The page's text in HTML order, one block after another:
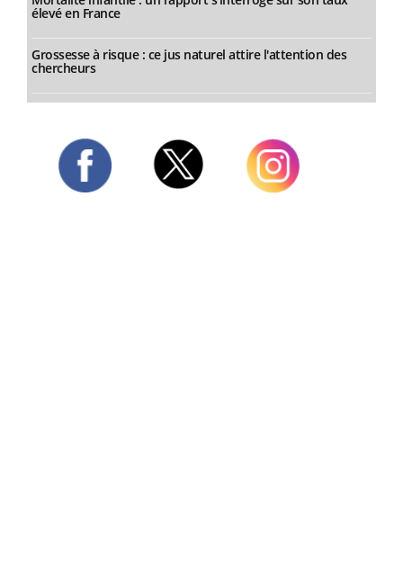
élevé en France
Grossesse à risque : ce jus naturel attire l'attention des
chercheurs